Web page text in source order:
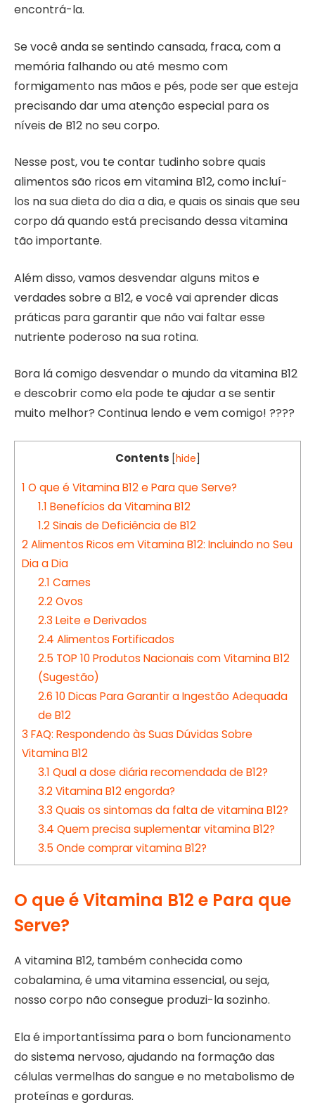
encontrá-la.
Se você anda se sentindo cansada, fraca, com a
memória falhando ou até mesmo com
formigamento nas mãos e pés, pode ser que esteja
precisando dar uma atenção especial para os
níveis de B12 no seu corpo.
Nesse post, vou te contar tudinho sobre quais
alimentos são ricos em vitamina B12, como incluí-
los na sua dieta do dia a dia, e quais os sinais que seu
corpo dá quando está precisando dessa vitamina
tão importante.
Além disso, vamos desvendar alguns mitos e
verdades sobre a B12, e você vai aprender dicas
práticas para garantir que não vai faltar esse
nutriente poderoso na sua rotina.
Bora lá comigo desvendar o mundo da vitamina B12
e descobrir como ela pode te ajudar a se sentir
muito melhor? Continua lendo e vem comigo! ????
Contents [hide]
1 O que é Vitamina B12 e Para que Serve?
1.1 Benefícios da Vitamina B12
1.2Sinais de Deficiência de B12
2Alimentos Ricos em Vitamina B12: Incluindo no Seu
Dia a Dia
2.1 Carnes
2.2Ovos
2.3 Leite e Derivados
2.4 Alimentos Fortificados
2.5 TOP 10 Produtos Nacionais com Vitamina B12
(Sugestão)
2.6 10 Dicas Para Garantir a Ingestão Adequada
de B12
3 FAQ: Respondendo às Suas Dúvidas Sobre
Vitamina B12
3.1 Qual a dose diária recomendada de B12?
3.2Vitamina B12 engorda?
3.3 Quais os sintomas da falta de vitamina B12?
3.4 Quem precisa suplementar vitamina B12?
3.5 Onde comprar vitamina B12?
O que é Vitamina B12 e Para que
Serve?
A vitamina B12, também conhecida como
cobalamina, é uma vitamina essencial, ou seja,
nosso corpo não consegue produzi-la sozinho.
Ela é importantíssima para o bom funcionamento
do sistema nervoso, ajudando na formação das
células vermelhas do sangue e no metabolismo de
proteínas e gorduras.